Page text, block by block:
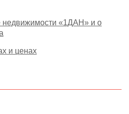
недвижимости «1ДАН» и о
и ценах